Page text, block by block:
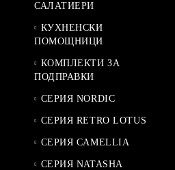
САЛАТИЕРИ
КУХНЕНСКИ
ПОМОЩНИЦИ
КОМПЛЕКТИ ЗА
ПОДПРАВКИ
СЕРИЯ NORDIC
СЕРИЯ RETRO LOTUS
СЕРИЯ CAMELLIA
СЕРИЯ NATASHA